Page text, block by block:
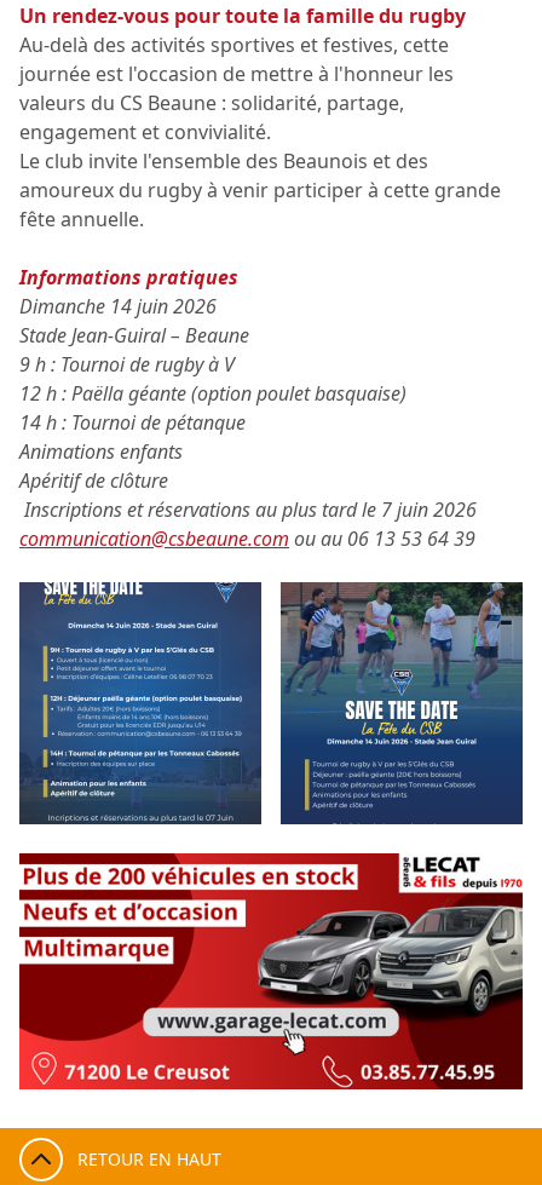
Un rendez-vous pour toute la famille du rugby
Au-delà des activités sportives et festives, cette
journée est l'occasion de mettre à l'honneur les
valeurs du CS Beaune : solidarité, partage,
engagement et convivialité.
Le club invite l'ensemble des Beaunois et des
amoureux du rugby à venir participer à cette grande
fête annuelle.
Informations pratiques
Dimanche 14 juin 2026
Stade Jean-Guiral – Beaune
9 h : Tournoi de rugby à V
12 h : Paëlla géante (option poulet basquaise)
14 h : Tournoi de pétanque
Animations enfants
Apéritif de clôture
Inscriptions et réservations au plus tard le 7 juin 2026
communication@csbeaune.com ou au 06 13 53 64 39
RETOUR EN HAUT